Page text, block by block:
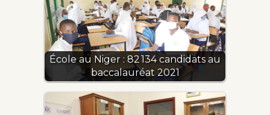
École au Niger : 82 134 candidats au
baccalauréat 2021